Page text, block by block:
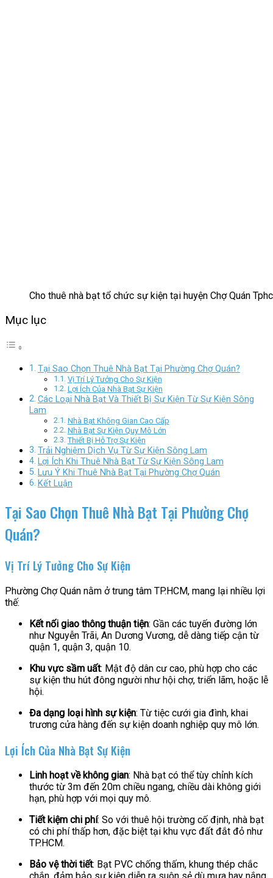
Cho thuê nhà bạt tổ chức sự kiện tại huyện Chợ Quán
Mục lục
Tại Sao Chọn Thuê Nhà Bạt Tại Phường Chợ Quán?
Vị Trí Lý Tưởng Cho Sự Kiện
Lợi Ích Của Nhà Bạt Sự Kiện
Các Loại Nhà Bạt Và Thiết Bị Sự Kiện Từ Sự Kiện Sông
Lam
Nhà Bạt Không Gian Cao Cấp
Nhà Bạt Sự Kiện Quy Mô Lớn
Thiết Bị Hỗ Trợ Sự Kiện
Trải Nghiệm Dịch Vụ Từ Sự Kiện Sông Lam
Lợi Ích Khi Thuê Nhà Bạt Từ Sự Kiện Sông Lam
Lưu Ý Khi Thuê Nhà Bạt Tại Phường Chợ Quán
Kết Luận
Tại Sao Chọn Thuê Nhà Bạt Tại Phường Chợ
Quán?
Vị Trí Lý Tưởng Cho Sự Kiện
Phường Chợ Quán nằm ở trung tâm TP.HCM, mang lại nhiều lợi
thế:
Kết nối giao thông thuận tiện: Gần các tuyến đường lớn
như Nguyễn Trãi, An Dương Vương, dễ dàng tiếp cận từ
quận 1, quận 3, quận 10.
Khu vực sầm uất: Mật độ dân cư cao, phù hợp cho các
sự kiện thu hút đông người như hội chợ, triển lãm, hoặc lễ
hội.
Đa dạng loại hình sự kiện: Từ tiệc cưới gia đình, khai
trương cửa hàng đến sự kiện doanh nghiệp quy mô lớn.
Lợi Ích Của Nhà Bạt Sự Kiện
Linh hoạt về không gian: Nhà bạt có thể tùy chỉnh kích
thước từ 3m đến 20m chiều ngang, chiều dài không giới
hạn, phù hợp với mọi quy mô.
Tiết kiệm chi phí: So với thuê hội trường cố định, nhà bạt
có chi phí thấp hơn, đặc biệt tại khu vực đất đắt đỏ như
TP.HCM.
Bảo vệ thời tiết: Bạt PVC chống thấm, khung thép chắc